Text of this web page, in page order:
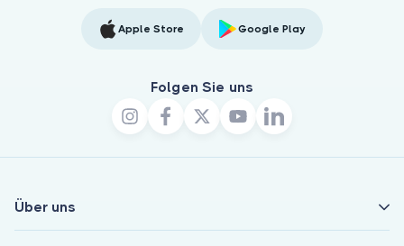
Apple Store Google Play
Folgen Sie uns
Über uns